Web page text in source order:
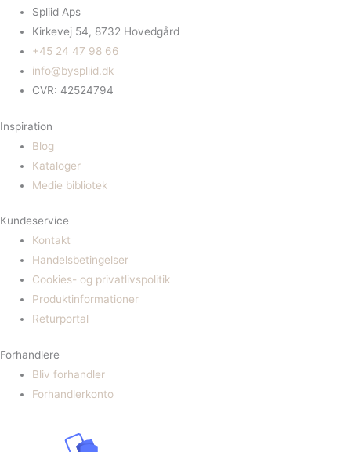
Spliid Aps
Kirkevej 54, 8732 Hovedgård
+45 24 47 98 66
info@byspliid.dk
CVR: 42524794
Inspiration
Blog
Kataloger
Medie bibliotek
Kundeservice
Kontakt
Handelsbetingelser
Cookies- og privatlivspolitik
Produktinformationer
Returportal
Forhandlere
Bliv forhandler
Forhandlerkonto